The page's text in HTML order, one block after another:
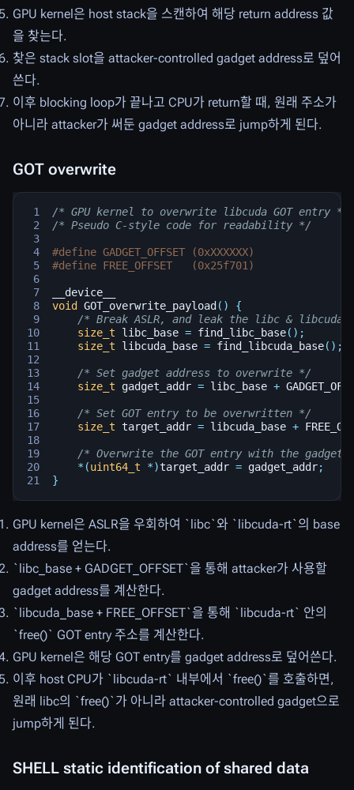
GPU kernel은 host stack을 스캔하여 해당 return address 값
을 찾는다.
찾은 stack slot을 attacker-controlled gadget address로 덮어
쓴다.
이후 blocking loop가 끝나고 CPU가 return할 때, 원래 주소가
아니라 attacker가 써둔 gadget address로 jump하게 된다.
GOT overwrite
/* GPU kernel to overwrite libcuda GOT entry */
/* Pseudo C-style code for readability */
#define GADGET_OFFSET (0xXXXXXX)
#define FREE_OFFSET   (0x25f701)
__device__
void
GOT_overwrite_payload ()
{
/* Break ASLR, and leak the libc & libcuda
size_t
libc_base = find_libc_base();
size_t
libcuda_base = find_libcuda_base();
/* Set gadget address to overwrite */
size_t
gadget_addr = libc_base +
/* Set GOT entry to be overwritten */
size_t target_addr = libcuda_base +
/* Overwrite the GOT entry with the gadget
* (uint64_t *)target_addr = gadget_addr;
}
GPU kernel은 ASLR을 우회하여 `libc`와 `libcuda-rt`의 base
address를 얻는다.
`libc_base + GADGET_OFFSET`을 통해 attacker가 사용할
gadget address를 계산한다.
`libcuda_base + FREE_OFFSET`을 통해 `libcuda-rt` 안의
`free()` GOT entry 주소를 계산한다.
GPU kernel은 해당 GOT entry를 gadget address로 덮어쓴다.
이후 host CPU가 `libcuda-rt` 내부에서 `free()`를 호출하면,
원래 libc의 `free()`가 아니라 attacker-controlled gadget으로
jump하게 된다.
SHELL static identification of shared data